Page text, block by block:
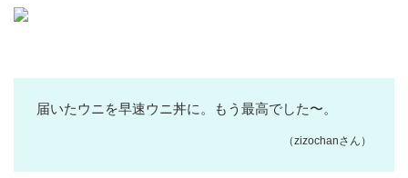
届いたウニを早速ウニ丼に。もう最高でした〜。
（zizochanさん）